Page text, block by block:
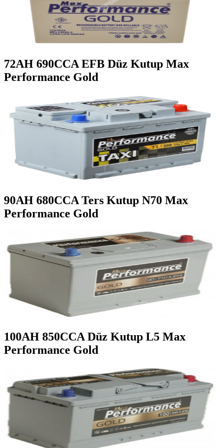
72AH 690CCA EFB Düz Kutup Max
Performance Gold
90AH 680CCA Ters Kutup N70 Max
Performance Gold
100AH 850CCA Düz Kutup L5 Max
Performance Gold